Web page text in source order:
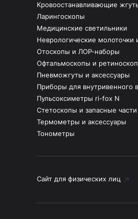
Кровоостанавливающие
Ларингоскопы
Медицинские светильники
Неврологические молоточки
Отоскопы и ЛОР-наборы
Офтальмоскопы и
Пневможгуты и аксессуары
Приборы для внутривенного
Пульсоксиметры ri-fox N
Стетоскопы и запасные части
Термометры и аксессуары
Тонометры
Сайт для физических лиц